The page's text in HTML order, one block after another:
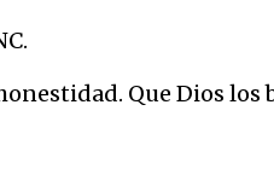
Que Dios los